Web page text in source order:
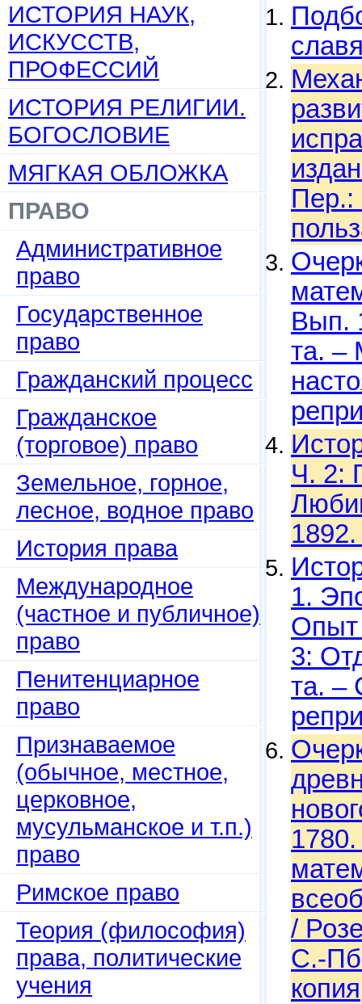
ИСТОРИЯ НАУК,
ИСКУССТВ,
ПРОФЕССИЙ
ИСТОРИЯ РЕЛИГИИ.
БОГОСЛОВИЕ
МЯГКАЯ ОБЛОЖКА
ПРАВО
Административное
право
Государственное
право
Гражданский процесс
Гражданское
(торговое) право
Земельное, горное,
лесное, водное право
История права
Международное
(частное и публичное)
право
Пенитенциарное
право
Признаваемое
(обычное, местное,
церковное,
мусульманское и т.п.)
право
Римское право
Теория (философия)
права, политические
учения
Пер.:
Вып.
та. –
Ч. 2:
1.
Опыт
3:
та. –
/
С.-
копия